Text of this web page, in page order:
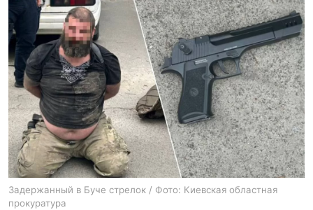
архив
gambling
ua ru en
Задержанный в Буче стрелок / Фото: Киевская областная
прокуратура